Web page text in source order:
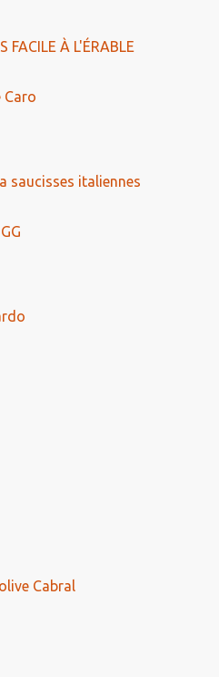
FACILE À L'ÉRABLE
Caro
saucisses italiennes
Cabral